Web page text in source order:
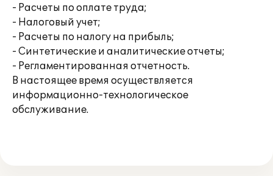
- Расчеты по оплате труда;
- Налоговый учет;
- Расчеты по налогу на прибыль;
- Синтетические и аналитические отчеты;
- Регламентированная отчетность.
В настоящее время осуществляется
информационно-технологическое
обслуживание.